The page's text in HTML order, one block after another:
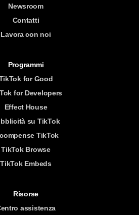
Newsroom
Contatti
Lavora con noi
Programmi
for Good
for Developers
Effect House
su TikTok
TikTok
TikTok Browse
TikTok Embeds
Risorse
assistenza